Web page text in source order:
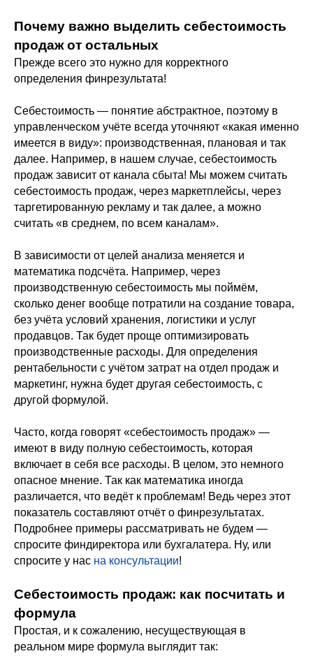
Почему важно выделить себестоимость
продаж от остальных
Прежде всего это нужно для корректного
определения финрезультата!
Себестоимость — понятие абстрактное, поэтому в
управленческом учёте всегда уточняют «какая именно
имеется в виду»: производственная, плановая и так
далее. Например, в нашем случае, себестоимость
продаж зависит от канала сбыта! Мы можем считать
себестоимость продаж, через маркетплейсы, через
таргетированную рекламу и так далее, а можно
считать «в среднем, по всем каналам».
В зависимости от целей анализа меняется и
математика подсчёта. Например, через
производственную себестоимость мы поймём,
сколько денег вообще потратили на создание товара,
без учёта условий хранения, логистики и услуг
продавцов. Так будет проще оптимизировать
производственные расходы. Для определения
рентабельности с учётом затрат на отдел продаж и
маркетинг, нужна будет другая себестоимость, с
другой формулой.
Часто, когда говорят «себестоимость продаж» —
имеют в виду полную себестоимость, которая
включает в себя все расходы. В целом, это немного
опасное мнение. Так как математика иногда
различается, что ведёт к проблемам! Ведь через этот
показатель составляют отчёт о финрезультатах.
Подробнее примеры рассматривать не будем —
спросите финдиректора или бухгалатера. Ну, или
спросите у нас на консультации!
Себестоимость продаж: как посчитать и
формула
Простая, и к сожалению, несуществующая в
реальном мире формула выглядит так: